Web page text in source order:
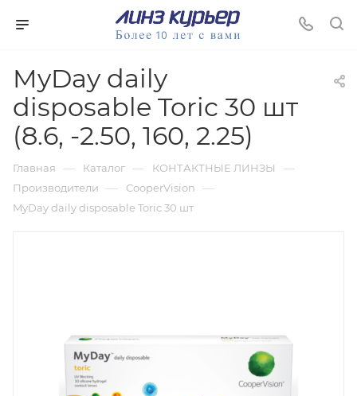
MyDay daily
disposable Toric 30 шт
(8.6, -2.50, 160, 2.25)
Главная — Каталог — КОНТАКТНЫЕ ЛИНЗЫ —
Производители — CooperVision —
MyDay daily disposable Toric 30 шт